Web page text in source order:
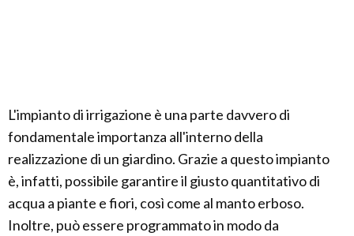
L'impianto di irrigazione è una parte davvero di
fondamentale importanza all'interno della
realizzazione di un giardino. Grazie a questo impianto
è, infatti, possibile garantire il giusto quantitativo di
acqua a piante e fiori, così come al manto erboso.
Inoltre, può essere programmato in modo da